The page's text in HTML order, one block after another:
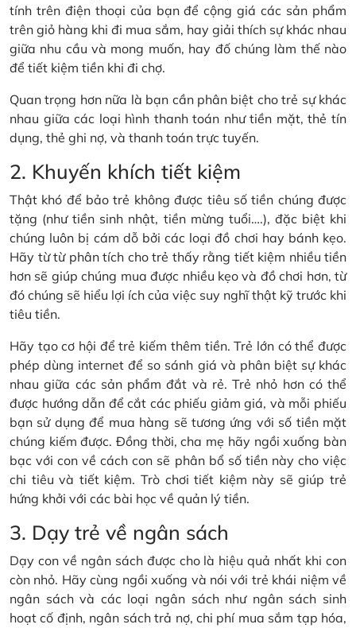
tính trên điện thoại của bạn để cộng giá các sản phẩm
trên giỏ hàng khi đi mua sắm, hay giải thích sự khác nhau
giữa nhu cầu và mong muốn, hay đố chúng làm thế nào
để tiết kiệm tiền khi đi chợ.
Quan trọng hơn nữa là bạn cần phân biệt cho trẻ sự khác
nhau giữa các loại hình thanh toán như tiền mặt, thẻ tín
dụng, thẻ ghi nợ, và thanh toán trực tuyến.
2. Khuyến khích tiết kiệm
Thật khó để bảo trẻ không được tiêu số tiền chúng được
tặng (như tiền sinh nhật, tiền mừng tuổi….), đặc biệt khi
chúng luôn bị cám dỗ bởi các loại đồ chơi hay bánh kẹo.
Hãy từ từ phân tích cho trẻ thấy rằng tiết kiệm nhiều tiền
hơn sẽ giúp chúng mua được nhiều kẹo và đồ chơi hơn, từ
đó chúng sẽ hiểu lợi ích của việc suy nghĩ thật kỹ trước khi
tiêu tiền.
Hãy tạo cơ hội để trẻ kiếm thêm tiền. Trẻ lớn có thể được
phép dùng internet để so sánh giá và phân biệt sự khác
nhau giữa các sản phẩm đắt và rẻ. Trẻ nhỏ hơn có thể
được hướng dẫn để cắt các phiếu giảm giá, và mỗi phiếu
bạn sử dụng để mua hàng sẽ tương ứng với số tiền mặt
chúng kiếm được. Đồng thời, cha mẹ hãy ngồi xuống bàn
bạc với con về cách con sẽ phân bổ số tiền này cho việc
chi tiêu và tiết kiệm. Trò chơi tiết kiệm này sẽ giúp trẻ
hứng khởi với các bài học về quản lý tiền.
3. Dạy trẻ về ngân sách
Dạy con về ngân sách được cho là hiệu quả nhất khi con
còn nhỏ. Hãy cùng ngồi xuống và nói với trẻ khái niệm về
ngân sách và các loại ngân sách như ngân sách sinh
hoạt cố định, ngân sách trả nợ, chi phí mua sắm tạp hóa,